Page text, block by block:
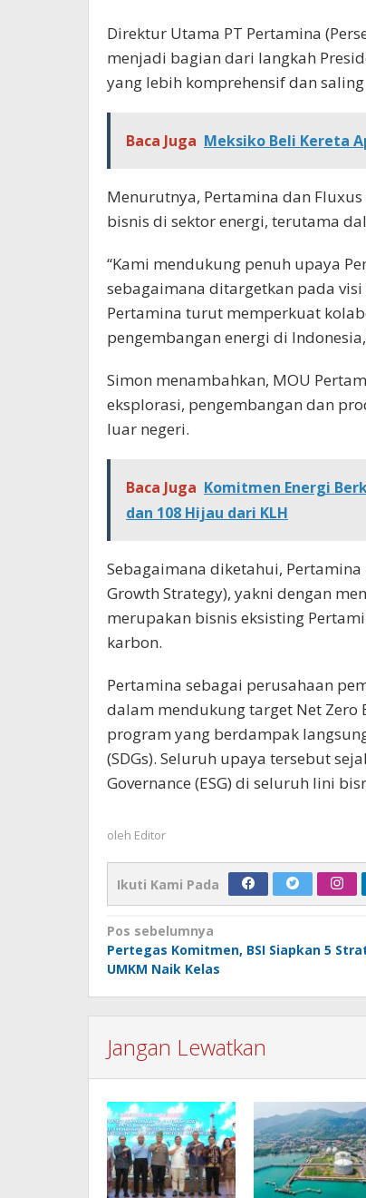
Direktur Utama PT Pertamina
menjadi bagian dari langkah
yang lebih komprehensif dan
Baca Juga Meksiko Beli Kereta
Menurutnya, Pertamina dan
bisnis di sektor energi, terutama
“Kami mendukung penuh upaya
sebagaimana ditargetkan pada
Pertamina turut memperkuat
pengembangan energi di
Simon menambahkan, MOU
eksplorasi, pengembangan dan
luar negeri.
Baca Juga Komitmen Energi
dan 108 Hijau dari KLH
Sebagaimana diketahui,
Growth Strategy), yakni dengan
merupakan bisnis eksisting
karbon.
Pertamina sebagai perusahaan
dalam mendukung target Net Zero
program yang berdampak
(SDGs). Seluruh upaya tersebut
Governance (ESG) di seluruh lini
oleh Editor
Ikuti Kami Pada
Navigasi
pos
Pos sebelumnya
Pertegas Komitmen, BSI Siapkan 5
UMKM Naik Kelas
Jangan Lewatkan